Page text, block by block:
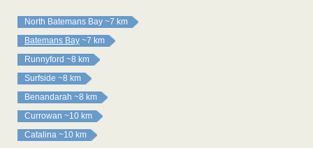
North Batemans Bay ~7 km
Batemans Bay ~7 km
Runnyford ~8 km
Surfside ~8 km
Benandarah ~8 km
Currowan ~10 km
Catalina ~10 km